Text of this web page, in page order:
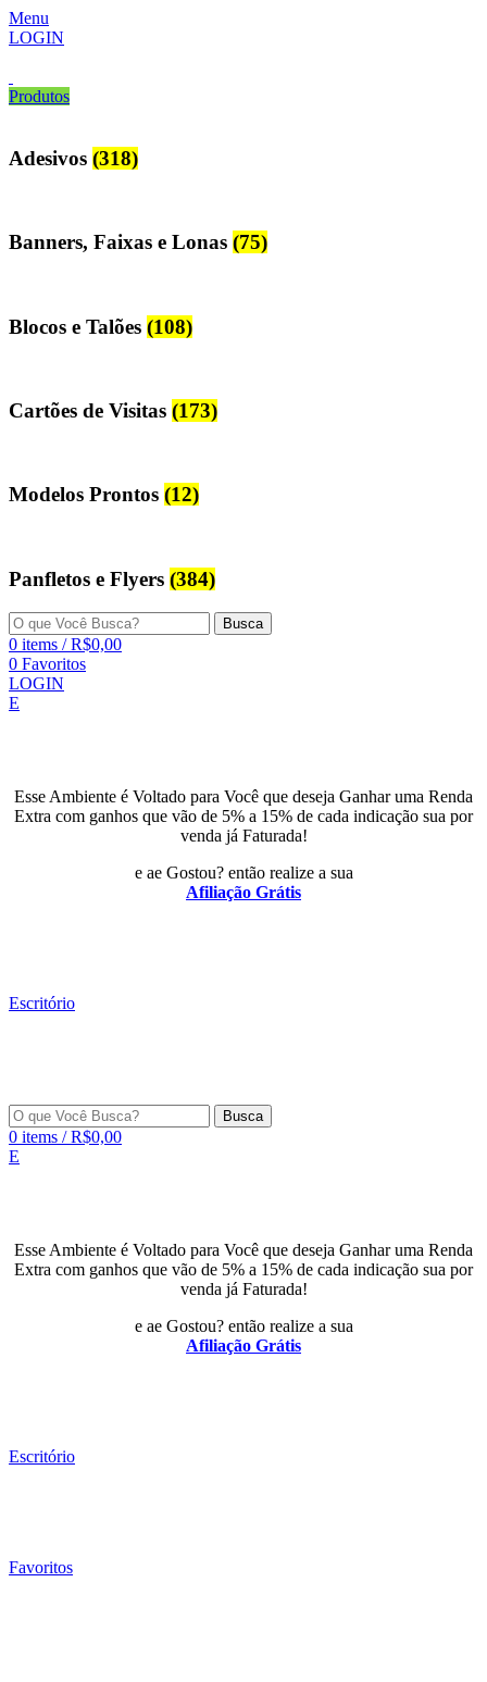
Menu
LOGIN
Produtos
Adesivos (318)
Banners, Faixas e Lonas (75)
Blocos e Talões (108)
Cartões de Visitas (173)
Modelos Prontos (12)
Panfletos e Flyers (384)
Busca
0 items / R$0,00
0 Favoritos
LOGIN
E
Esse Ambiente é Voltado para Você que deseja Ganhar uma Renda
Extra com ganhos que vão de 5% a 15% de cada indicação sua por
venda já Faturada!
e ae Gostou? então realize a sua
Afiliação Grátis
Escritório
Busca
0 items / R$0,00
E
Esse Ambiente é Voltado para Você que deseja Ganhar uma Renda
Extra com ganhos que vão de 5% a 15% de cada indicação sua por
venda já Faturada!
e ae Gostou? então realize a sua
Afiliação Grátis
Escritório
Favoritos
Esgotado